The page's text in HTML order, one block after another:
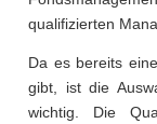
qualifizierten
Da es bereits
gibt, ist die
wichtig. Die